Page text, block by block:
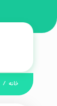
خانه /